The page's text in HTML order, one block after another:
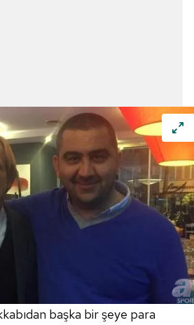
başka bir şeye para